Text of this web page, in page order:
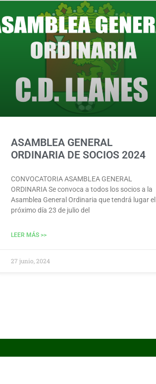
ASAMBLEA GENERAL
ORDINARIA DE SOCIOS 2024
CONVOCATORIA ASAMBLEA GENERAL
ORDINARIA Se convoca a todos los socios a la
Asamblea General Ordinaria que tendrá lugar el
próximo día 23 de julio del
LEER MÁS >>
27 junio, 2024